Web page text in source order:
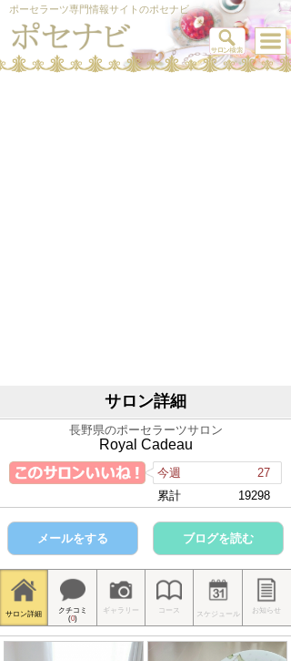
ポーセラーツ専門情報サイトのポセナビ
サロン詳細
長野県のポーセラーツサロン
Royal Cadeau
今週
27
累計
19298
メールをする ブログを読む
サロン詳細
クチコミ
(0)
ギャラリー コース スケジュール お知らせ